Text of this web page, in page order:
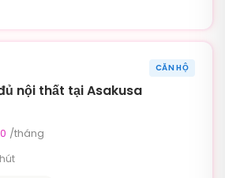
¥35,000 OFF
›
CĂN HỘ
nội thất tại Asakusa
/tháng